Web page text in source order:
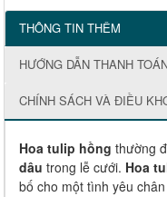
THÔNG TIN THÊM
HƯỚNG DẪN THANH
CHÍNH SÁCH VÀ ĐIỀU
Hoa tulip hồng thường
dâu trong lễ cưới. Hoa
bố cho một tình yêu